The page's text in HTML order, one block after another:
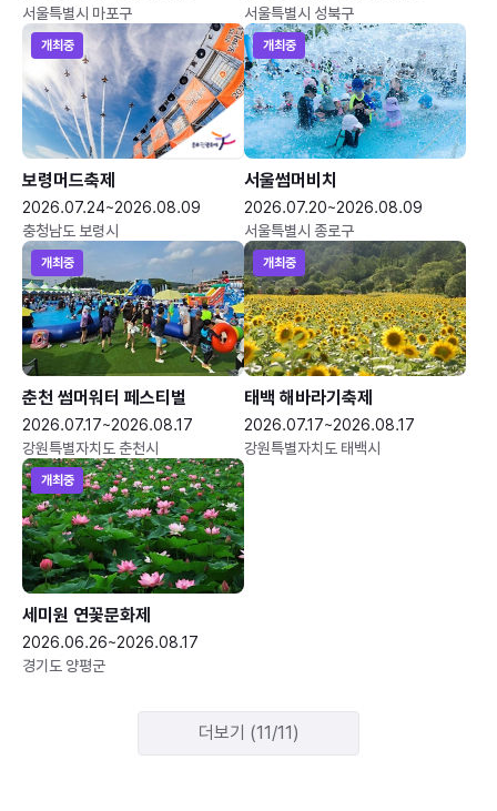
서울특별시 마포구
서울특별시 성북구
개최중
보령머드축제
2026.07.24~2026.08.09
충청남도 보령시
개최중
서울썸머비치
2026.07.20~2026.08.09
서울특별시 종로구
개최중
춘천 썸머워터 페스티벌
2026.07.17~2026.08.17
강원특별자치도 춘천시
개최중
태백 해바라기축제
2026.07.17~2026.08.17
강원특별자치도 태백시
개최중
세미원 연꽃문화제
2026.06.26~2026.08.17
경기도 양평군
더보기 (11/11)